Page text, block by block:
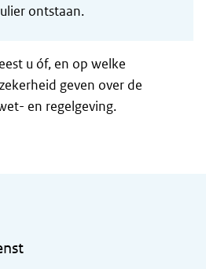
ontstaan.
u óf, en op welke
geven over de
en regelgeving.